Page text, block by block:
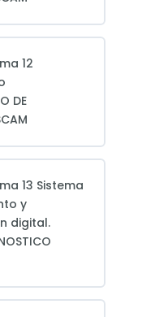
12
DE
13 Sistema
y
digital.